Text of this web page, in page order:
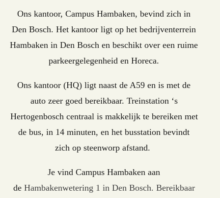
Ons kantoor, Campus Hambaken, bevind zich in
Den Bosch. Het kantoor ligt op het bedrijventerrein
Hambaken in Den Bosch en beschikt over een ruime
parkeergelegenheid en Horeca.
Ons kantoor (HQ) ligt naast de A59 en is met de
auto zeer goed bereikbaar. Treinstation ‘s
Hertogenbosch centraal is makkelijk te bereiken met
de bus, in 14 minuten, en het busstation bevindt
zich op steenworp afstand.
Je vind Campus Hambaken aan
de Hambakenwetering 1 in Den Bosch. Bereikbaar